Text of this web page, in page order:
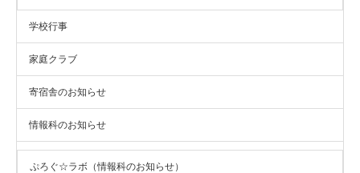
学校行事
家庭クラブ
寄宿舎のお知らせ
情報科のお知らせ
ぷろぐ☆ラボ（情報科のお知らせ）